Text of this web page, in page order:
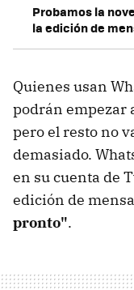
Probamos la
la edición de
Quienes usan
podrán empezar
pero el resto no
demasiado.
en su cuenta de
edición de
pronto".